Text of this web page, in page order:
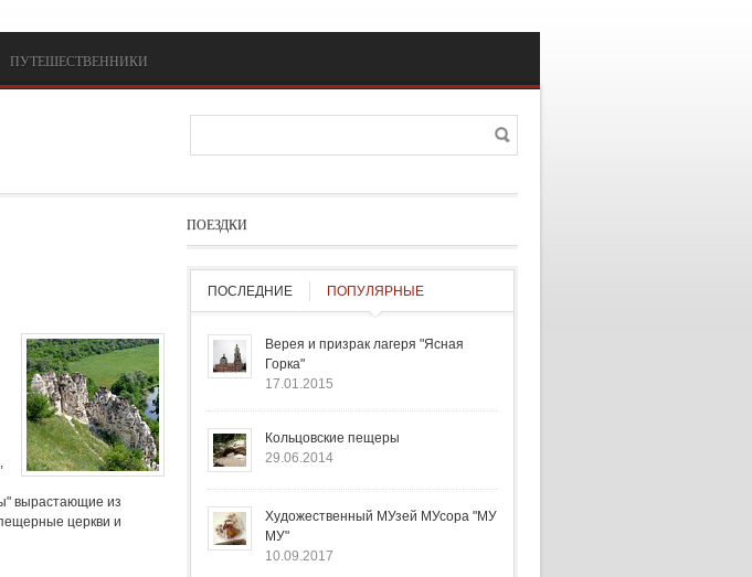
ПУТЕШЕСТВЕННИКИ
Форма поиска
Поиск
вырастающие из
церкви и
ПОЕЗДКИ
ПОСЛЕДНИЕ ПОПУЛЯРНЫЕ
Верея и призрак лагеря "Ясная
Горка"
17.01.2015
Кольцовские пещеры
29.06.2014
Художественный МУзей МУсора "МУ
МУ"
10.09.2017